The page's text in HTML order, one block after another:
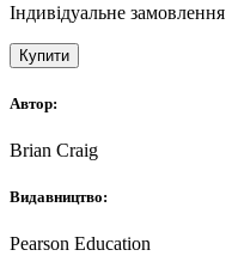
Індивідуальне замовлення
Купити
Автор:
Brian Craig
Видавництво:
Pearson Education